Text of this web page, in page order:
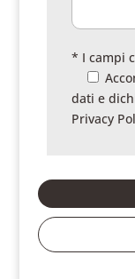
* I campi
dati e
Privacy